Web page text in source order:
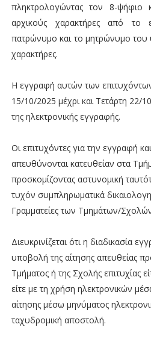
πληκτρολογώντας τον 8-ψήφιο
αρχικούς χαρακτήρες από
πατρώνυμο και το μητρώνυμο
χαρακτήρες.
Η εγγραφή αυτών των
15/10/2025 μέχρι και Τετάρτη 22/
της ηλεκτρονικής εγγραφής.
Οι επιτυχόντες για την εγγραφή
απευθύνονται κατευθείαν στα
προσκομίζοντας αστυνομική
τυχόν συμπληρωματικά
Γραμματείες των Τμημάτων/
Διευκρινίζεται ότι η διαδικασία
υποβολή της αίτησης απευθείας
Τμήματος ή της Σχολής επιτυχίας
είτε με τη χρήση ηλεκτρονικών
αίτησης μέσω μηνύματος
ταχυδρομική αποστολή.